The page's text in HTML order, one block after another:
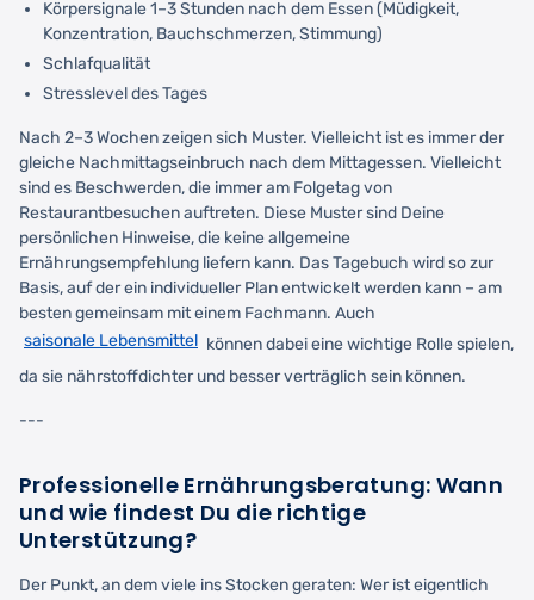
Körpersignale 1–3 Stunden nach dem Essen (Müdigkeit,
Konzentration, Bauchschmerzen, Stimmung)
Schlafqualität
Stresslevel des Tages
Nach 2–3 Wochen zeigen sich Muster. Vielleicht ist es immer der
gleiche Nachmittagseinbruch nach dem Mittagessen. Vielleicht
sind es Beschwerden, die immer am Folgetag von
Restaurantbesuchen auftreten. Diese Muster sind Deine
persönlichen Hinweise, die keine allgemeine
Ernährungsempfehlung liefern kann. Das Tagebuch wird so zur
Basis, auf der ein individueller Plan entwickelt werden kann – am
besten gemeinsam mit einem Fachmann. Auch
saisonale Lebensmittel können dabei eine wichtige Rolle spielen,
da sie nährstoffdichter und besser verträglich sein können.
---
Professionelle Ernährungsberatung: Wann
und wie findest Du die richtige
Unterstützung?
Der Punkt, an dem viele ins Stocken geraten: Wer ist eigentlich